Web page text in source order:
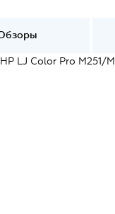
LJ Color Pro M251/